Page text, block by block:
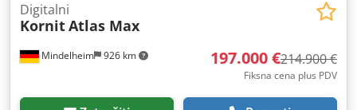
Mindelheim 926 km
Digitalni
KornitAtlas Max
197.000 €214.900 €
Fiksna cena plus PDV